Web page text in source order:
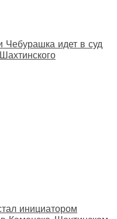
Чебурашка идет в суд
инициатором